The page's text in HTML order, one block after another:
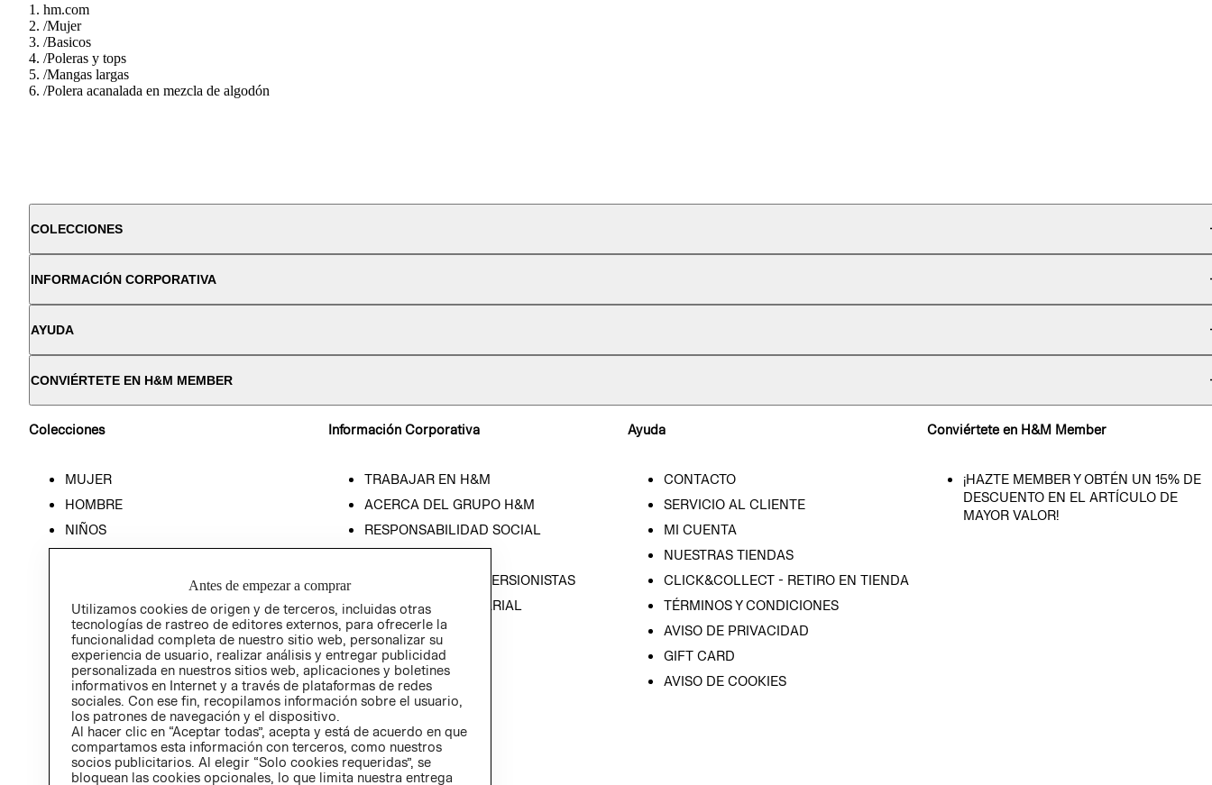
hm.com
/Mujer
/Basicos
/Poleras y tops
/Mangas largas
/Polera acanalada en mezcla de algodón
COLECCIONES
INFORMACIÓN CORPORATIVA
AYUDA
CONVIÉRTETE EN H&M MEMBER
Colecciones
MUJER
HOMBRE
NIÑOS
Información Corporativa
TRABAJAR EN H&M
ACERCA DEL GRUPO H&M
RESPONSABILIDAD SOCIAL
RELACIÓN CON INVERSIONISTAS
POLÍTICA EMPRESARIAL
Ayuda
CONTACTO
SERVICIO AL CLIENTE
MI CUENTA
NUESTRAS TIENDAS
CLICK&COLLECT - RETIRO EN TIENDA
TÉRMINOS Y CONDICIONES
AVISO DE PRIVACIDAD
GIFT CARD
AVISO DE COOKIES
Conviértete en H&M Member
¡HAZTE MEMBER Y OBTÉN UN 15% DE
DESCUENTO EN EL ARTÍCULO DE
MAYOR VALOR!
Antes de empezar a comprar
Utilizamos cookies de origen y de terceros, incluidas otras
tecnologías de rastreo de editores externos, para ofrecerle la
funcionalidad completa de nuestro sitio web, personalizar su
experiencia de usuario, realizar análisis y entregar publicidad
personalizada en nuestros sitios web, aplicaciones y boletines
informativos en Internet y a través de plataformas de redes
sociales. Con ese fin, recopilamos información sobre el usuario,
los patrones de navegación y el dispositivo.
Al hacer clic en “Aceptar todas”, acepta y está de acuerdo en que
compartamos esta información con terceros, como nuestros
socios publicitarios. Al elegir “Solo cookies requeridas”, se
bloquean las cookies opcionales, lo que limita nuestra entrega